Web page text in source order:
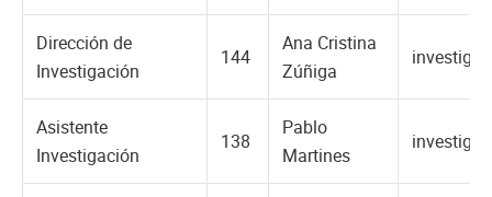
Dirección de
Investigación
144
Ana Cristina
Zúñiga
Asistente
Investigación
138
Pablo
Martines